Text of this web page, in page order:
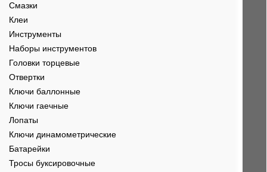
Смазки
Клеи
Инструменты
Наборы инструментов
Головки торцевые
Отвертки
Ключи баллонные
Ключи гаечные
Лопаты
Ключи динамометрические
Батарейки
Тросы буксировочные